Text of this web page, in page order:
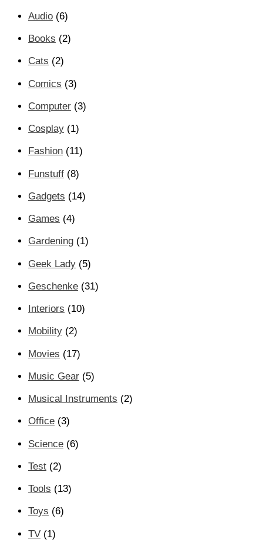
Audio (6)
Books (2)
Cats (2)
Comics (3)
Computer (3)
Cosplay (1)
Fashion (11)
Funstuff (8)
Gadgets (14)
Games (4)
Gardening (1)
Geek Lady (5)
Geschenke (31)
Interiors (10)
Mobility (2)
Movies (17)
Music Gear (5)
Musical Instruments (2)
Office (3)
Science (6)
Test (2)
Tools (13)
Toys (6)
TV (1)